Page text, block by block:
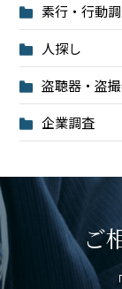
素行・行動
人探し
盗聴器・盗
企業調査
ご